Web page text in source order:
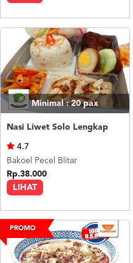
Minimal : 20pax
Nasi Liwet Solo Lengkap
LIHAT
4.7
Bakoel Pecel Blitar
Rp.38.000